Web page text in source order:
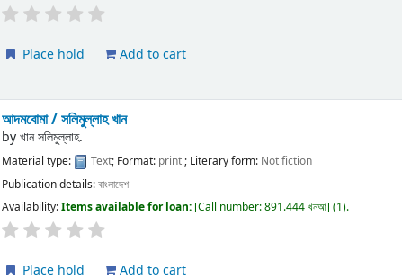
Place hold Add to cart
আদমবোমা /সলিমুল্লাহ খান
byখান সলিমুল্লাহ.
Material type: Text; Format: print; Literary form: Not fiction
Publication details:বাংলাদেশ
Availability:Items available for loan: Call number:891.444 খনআ (1).
Place hold Add to cart